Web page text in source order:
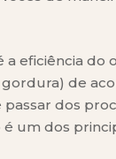
eficiência
de
dos
um dos